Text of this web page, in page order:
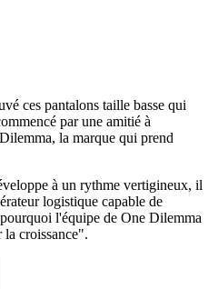
ces pantalons taille basse qui
par une amitié à
la marque qui prend
à un rythme vertigineux, il
logistique capable de
l'équipe de One Dilemma
croissance".